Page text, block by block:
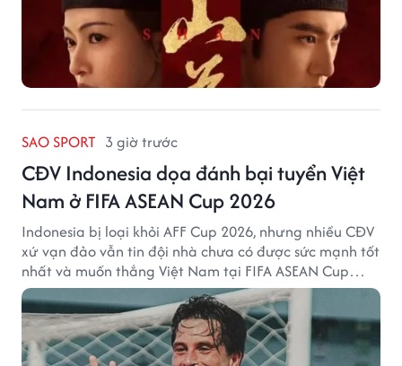
SAO SPORT 3 giờ trước
CĐV Indonesia dọa đánh bại tuyển Việt
Nam ở FIFA ASEAN Cup 2026
Indonesia bị loại khỏi AFF Cup 2026, nhưng nhiều CĐV
xứ vạn đảo vẫn tin đội nhà chưa có được sức mạnh tốt
nhất và muốn thắng Việt Nam tại FIFA ASEAN Cup
2026.